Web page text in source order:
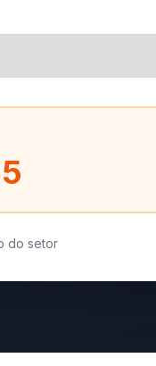
do setor